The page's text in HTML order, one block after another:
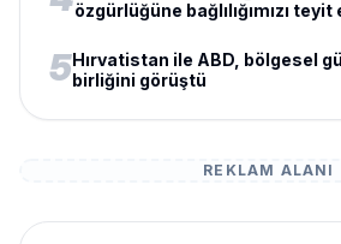
özgürlüğüne bağlılığımızı
5Hırvatistan ile ABD, bölgesel
birliğini görüştü
REKLAM ALANI